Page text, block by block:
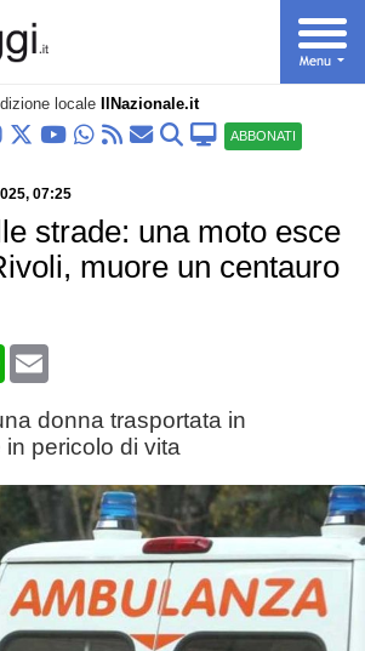
locale IlNazionale.it
ABBONATI
, 07:25
strade: una moto esce
muore un centauro
WhatsApp
Email
donna trasportata in
pericolo di vita